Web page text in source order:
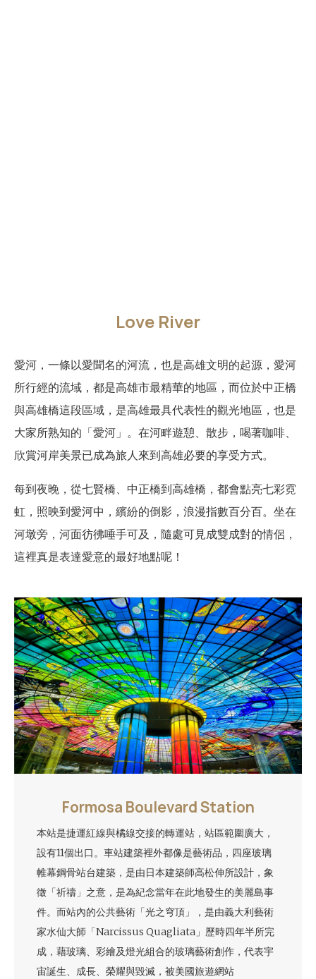
Love River
愛河，一條以愛聞名的河流，也是高雄文明的起源，愛河
所行經的流域，都是高雄市最精華的地區，而位於中正橋
與高雄橋這段區域，是高雄最具代表性的觀光地區，也是
大家所熟知的「愛河」。在河畔遊憩、散步，喝著咖啡、
欣賞河岸美景已成為旅人來到高雄必要的享受方式。
每到夜晚，從七賢橋、中正橋到高雄橋，都會點亮七彩霓
虹，照映到愛河中，繽紛的倒影，浪漫指數百分百。坐在
河墩旁，河面彷彿唾手可及，隨處可見成雙成對的情侶，
這裡真是表達愛意的最好地點呢！
Formosa Boulevard Station
本站是捷運紅線與橘線交接的轉運站，站區範圍廣大，
設有11個出口。車站建築裡外都像是藝術品，四座玻璃
帷幕鋼骨站台建築，是由日本建築師高松伸所設計，象
徵「祈禱」之意，是為紀念當年在此地發生的美麗島事
件。而站內的公共藝術「光之穹頂」，是由義大利藝術
家水仙大師「Narcissus Quagliata」歷時四年半所完
成，藉玻璃、彩繪及燈光組合的玻璃藝術創作，代表宇
宙誕生、成長、榮耀與毀滅，被美國旅遊網站